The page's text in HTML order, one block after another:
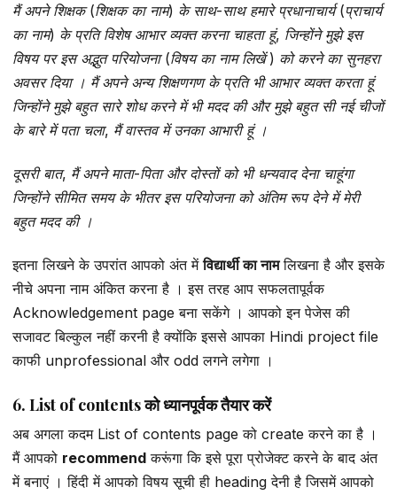
मैं अपने शिक्षक (शिक्षक का नाम) के साथ-साथ हमारे प्रधानाचार्य (प्राचार्य
का नाम) के प्रति विशेष आभार व्यक्त करना चाहता हूं, जिन्होंने मुझे इस
विषय पर इस अद्भुत परियोजना (विषय का नाम लिखें ) को करने का सुनहरा
अवसर दिया । मैं अपने अन्य शिक्षणगण के प्रति भी आभार व्यक्त करता हूं
जिन्होंने मुझे बहुत सारे शोध करने में भी मदद की और मुझे बहुत सी नई चीजों
के बारे में पता चला, मैं वास्तव में उनका आभारी हूं ।
दूसरी बात, मैं अपने माता-पिता और दोस्तों को भी धन्यवाद देना चाहूंगा
जिन्होंने सीमित समय के भीतर इस परियोजना को अंतिम रूप देने में मेरी
बहुत मदद की ।
इतना लिखने के उपरांत आपको अंत मेंविद्यार्थी का नामलिखना है और इसके
नीचे अपना नाम अंकित करना है । इस तरह आप सफलतापूर्वक
Acknowledgement page बना सकेंगे । आपको इन पेजेस की
सजावट बिल्कुल नहीं करनी है क्योंकि इससे आपका Hindi project file
काफी unprofessional और odd लगने लगेगा ।
6. List of contents को ध्यानपूर्वक तैयार करें
अब अगला कदम List of contents page को create करने का है ।
मैं आपको recommend करूंगा कि इसे पूरा प्रोजेक्ट करने के बाद अंत
में बनाएं । हिंदी में आपको विषय सूची ही heading देनी है जिसमें आपको